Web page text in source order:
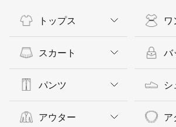
トップス
スカート
パンツ
アウター
ワ
バ
シ
ア